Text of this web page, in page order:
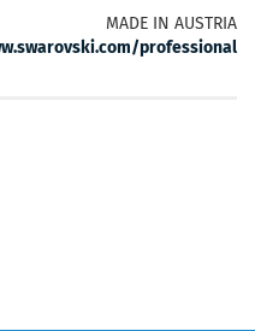
MADE IN AUSTRIA
professional